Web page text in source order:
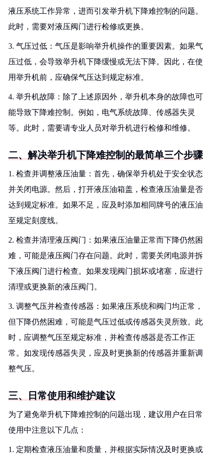
液压系统工作异常，进而引发举升机下降难控制的问题。
此时，需要对液压阀门进行检修或更换。
3. 气压过低：气压是影响举升机操作的重要因素。如果气
压过低，会导致举升机下降缓慢或无法下降。因此，在使
用举升机前，应确保气压达到规定标准。
4. 举升机故障：除了上述原因外，举升机本身的故障也可
能导致下降难控制。例如，电气系统故障、传感器失灵
等。此时，需要请专业人员对举升机进行检修和维修。
二、解决举升机下降难控制的最简单三个步骤
1. 检查并调整液压油量：首先，确保举升机处于安全状态
并关闭电源。然后，打开液压油箱盖，检查液压油量是否
达到规定标准。如果不足，应及时添加相同牌号的液压油
至规定刻度线。
2. 检查并清理液压阀门：如果液压油量正常而下降仍然困
难，可能是液压阀门存在问题。此时，需要关闭电源并拆
下液压阀门进行检查。如果发现阀门损坏或堵塞，应进行
清理或更换新的液压阀门。
3. 调整气压并检查传感器：如果液压系统和阀门均正常，
但下降仍然困难，可能是气压过低或传感器失灵所致。此
时，应调整气压至规定标准，并检查传感器是否工作正
常。如发现传感器失灵，应及时更换新的传感器并重新调
整气压。
三、日常使用和维护建议
为了避免举升机下降难控制的问题出现，建议用户在日常
使用中注意以下几点：
1. 定期检查液压油量和质量，并根据实际情况及时更换或